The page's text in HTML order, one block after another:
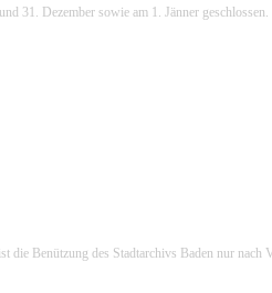
31. Dezember sowie am 1. Jänner geschlossen.
die Benützung des Stadtarchivs Baden nur nach